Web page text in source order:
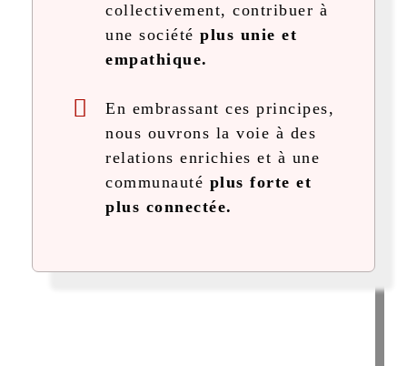
collectivement, contribuer à
une société plus unie et
empathique.
En embrassant ces principes,
nous ouvrons la voie à des
relations enrichies et à une
communauté plus forte et
plus connectée.